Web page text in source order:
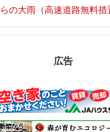
の大雨（高速道路無料措
広告